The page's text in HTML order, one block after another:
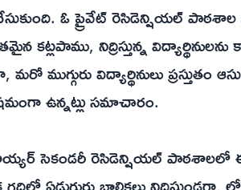
ఓ ప్రైవేట్ రెసిడెన్షియల్
కట్లపాము, నిద్రిస్తున్న
విద్యార్థినులు ప్రస్తుతం
ఉన్నట్లు సమాచారం.
సెకండరీ రెసిడెన్షియల్ పాఠశాలలో ఈ